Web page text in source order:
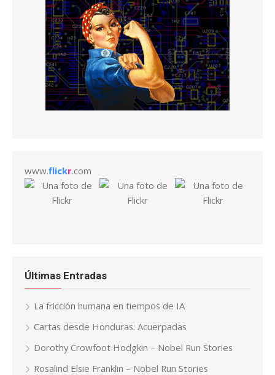
www.flickr.com
Últimas Entradas
La fricción humana en tiempos de IA
Cartas desde Honduras: Acuerpadas
Dorothy Crowfoot Hodgkin – Nobel Run Stories
Rosalind Elsie Franklin – Nobel Run Stories